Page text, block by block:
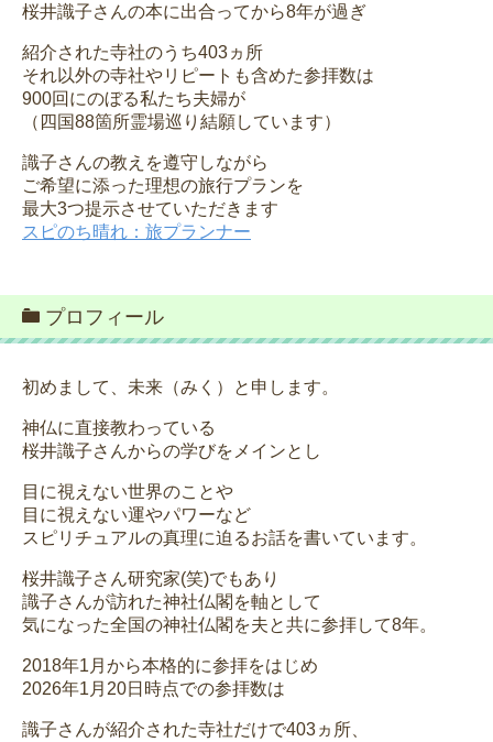
桜井識子さんの本に出合ってから8年が過ぎ
紹介された寺社のうち403ヵ所
それ以外の寺社やリピートも含めた参拝数は
900回にのぼる私たち夫婦が
（四国88箇所霊場巡り結願しています）
識子さんの教えを遵守しながら
ご希望に添った理想の旅行プランを
最大3つ提示させていただきます
スピのち晴れ：旅プランナー
プロフィール
初めまして、未来（みく）と申します。
神仏に直接教わっている
桜井識子さんからの学びをメインとし
目に視えない世界のことや
目に視えない運やパワーなど
スピリチュアルの真理に迫るお話を書いています。
桜井識子さん研究家(笑)でもあり
識子さんが訪れた神社仏閣を軸として
気になった全国の神社仏閣を夫と共に参拝して8年。
2018年1月から本格的に参拝をはじめ
2026年1月20日時点での参拝数は
識子さんが紹介された寺社だけで403ヵ所、